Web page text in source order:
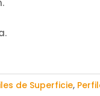
de Superficie,